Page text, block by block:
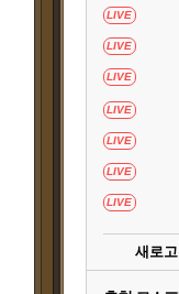
LIVE
LIVE
LIVE
LIVE
LIVE
LIVE
LIVE
새로고